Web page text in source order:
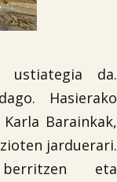
ustiategia da.
Hasierako
Barainkak,
jarduerari.
eta